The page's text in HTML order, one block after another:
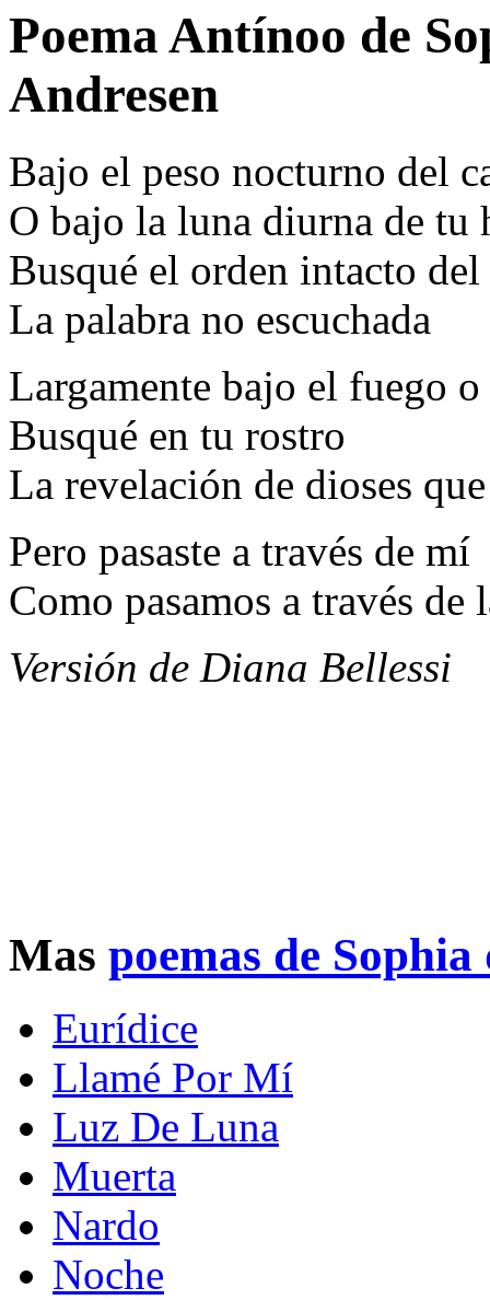
Poema Antínoo de
Andresen
Bajo el peso nocturno del
O bajo la luna diurna de tu
Busqué el orden intacto
La palabra no escuchada
Largamente bajo el fuego
Busqué en tu rostro
La revelación de dioses
Pero pasaste a través de mí
Como pasamos a través de
Versión de Diana Bellessi
Mas poemas de
Eurídice
Llamé Por Mí
Luz De Luna
Muerta
Nardo
Noche